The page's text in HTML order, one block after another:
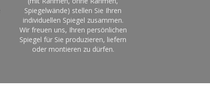
Spiegelwände) stellen Sie Ihren
individuellen Spiegel zusammen.
Wir freuen uns, Ihren persönlichen
Spiegel für Sie produzieren, liefern
oder montieren zu dürfen.